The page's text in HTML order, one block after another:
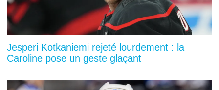
Jesperi Kotkaniemi rejeté lourdement : la
Caroline pose un geste glaçant